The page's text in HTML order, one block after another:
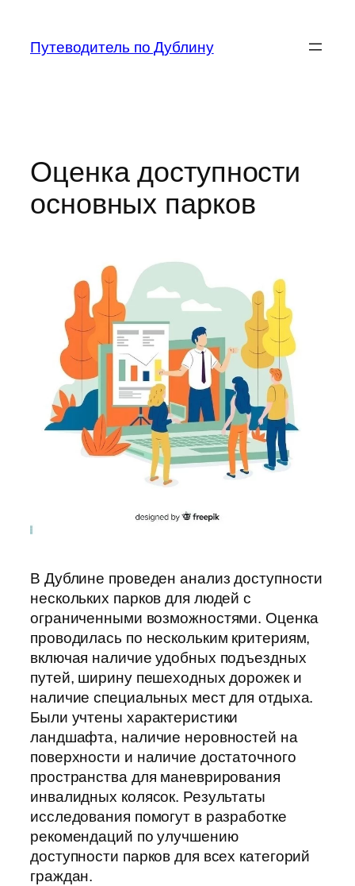
содержимому
Путеводитель по Дублину
Оценка доступности
основных парков
В Дублине проведен анализ доступности
нескольких парков для людей с
ограниченными возможностями. Оценка
проводилась по нескольким критериям,
включая наличие удобных подъездных
путей, ширину пешеходных дорожек и
наличие специальных мест для отдыха.
Были учтены характеристики
ландшафта, наличие неровностей на
поверхности и наличие достаточного
пространства для маневрирования
инвалидных колясок. Результаты
исследования помогут в разработке
рекомендаций по улучшению
доступности парков для всех категорий
граждан.